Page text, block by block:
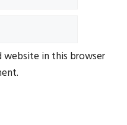
website in this browser